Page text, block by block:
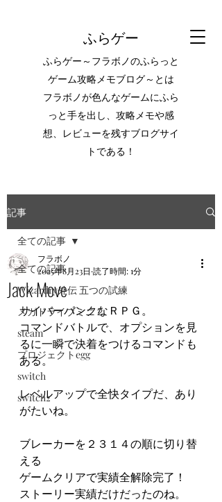
ふらゲー
ふらゲー～フラボノのふらっと
ゲーム攻略メモブログ～とは
フラボノが色んなゲームにふら
っと手を出し、攻略メモや感
想、レビューを残すブログサイ
トである！
記事
全ての記事
Wizardry外伝 五つの試練
メガドライブミニ２
steam
プロジェクトegg
switch
switch2
全ての記事
Jack Move
フラボノ
2025年8月23日 読了時間: 1分
サイバーパンクなＲＰＧ。
コマンドバトルで、オプションを見
るに一瞬で決着をつけるコマンドも
ある。
レベルアップで全快タイプだ、あり
がたいね。
ブレーカーを２３１４の順に切り替
える
ゲームクリアで実績全解除完了！
ストーリー実績だけだったのね。